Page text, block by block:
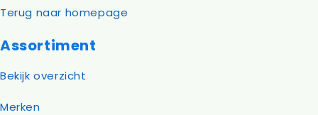
Terug naar homepage
Assortiment
Bekijk overzicht
Merken